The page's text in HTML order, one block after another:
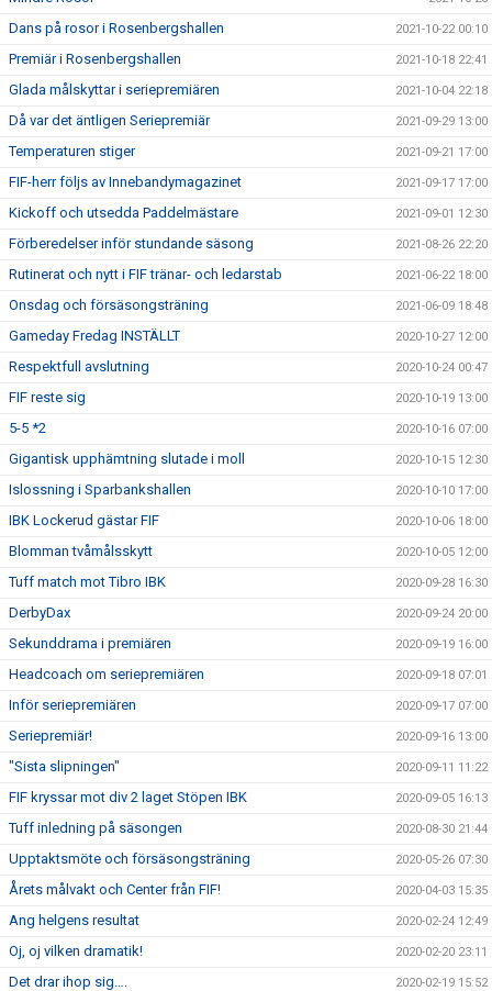
Dans på rosor i Rosenbergshallen 2021-10-22 00:10
Premiär i Rosenbergshallen 2021-10-18 22:41
Glada målskyttar i seriepremiären 2021-10-04 22:18
Då var det äntligen Seriepremiär 2021-09-29 13:00
Temperaturen stiger 2021-09-21 17:00
FIF-herr följs av Innebandymagazinet 2021-09-17 17:00
Kickoff och utsedda Paddelmästare 2021-09-01 12:30
Förberedelser inför stundande säsong 2021-08-26 22:20
Rutinerat och nytt i FIF tränar- och ledarstab 2021-06-22 18:00
Onsdag och försäsongsträning 2021-06-09 18:48
Gameday Fredag INSTÄLLT 2020-10-27 12:00
Respektfull avslutning 2020-10-24 00:47
FIF reste sig 2020-10-19 13:00
5-5 *2 2020-10-16 07:00
Gigantisk upphämtning slutade i moll 2020-10-15 12:30
Islossning i Sparbankshallen 2020-10-10 17:00
IBK Lockerud gästar FIF 2020-10-06 18:00
Blomman tvåmålsskytt 2020-10-05 12:00
Tuff match mot Tibro IBK 2020-09-28 16:30
DerbyDax 2020-09-24 20:00
Sekunddrama i premiären 2020-09-19 16:00
Headcoach om seriepremiären 2020-09-18 07:01
Inför seriepremiären 2020-09-17 07:00
Seriepremiär! 2020-09-16 13:00
"Sista slipningen" 2020-09-11 11:22
FIF kryssar mot div 2 laget Stöpen IBK 2020-09-05 16:13
Tuff inledning på säsongen 2020-08-30 21:44
Upptaktsmöte och försäsongsträning 2020-05-26 07:30
Årets målvakt och Center från FIF! 2020-04-03 15:35
Ang helgens resultat 2020-02-24 12:49
Oj, oj vilken dramatik! 2020-02-20 23:11
Det drar ihop sig…. 2020-02-19 15:52